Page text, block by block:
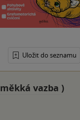
Uložit do seznamu
měkká vazba )